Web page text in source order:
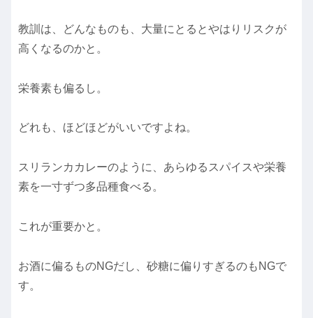
教訓は、どんなものも、大量にとるとやはりリスクが
高くなるのかと。
栄養素も偏るし。
どれも、ほどほどがいいですよね。
スリランカカレーのように、あらゆるスパイスや栄養
素を一寸ずつ多品種食べる。
これが重要かと。
お酒に偏るものNGだし、砂糖に偏りすぎるのもNGで
す。